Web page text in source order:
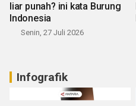
liar punah? ini kata Burung
Indonesia
Senin, 27 Juli 2026
Infografik